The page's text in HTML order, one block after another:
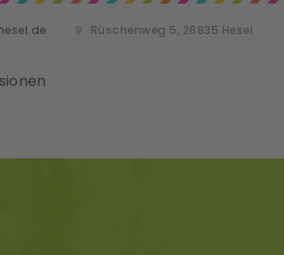
Rüschenweg 5, 26835 Hesel